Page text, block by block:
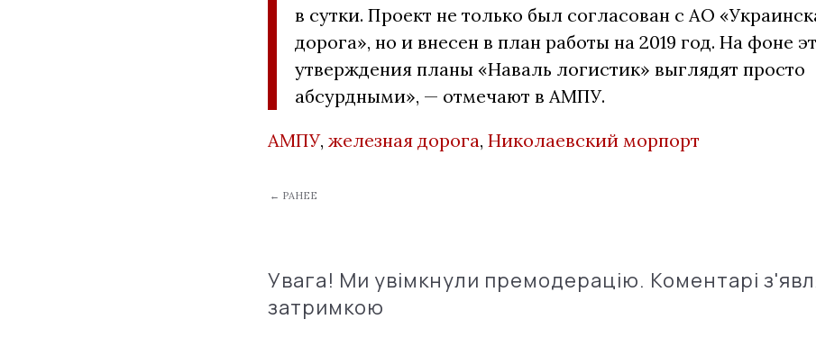
в сутки. Проект не только был согласован с АО
дорога», но и внесен в план работы на 2019 год. На фоне
утверждения планы «Наваль логистик» выглядят просто
абсурдными», — отмечают в АМПУ.
АМПУ, железная дорога, Николаевский морпорт
← РАНЕЕ
Увага! Ми увімкнули премодерацію. Коментарі
затримкою